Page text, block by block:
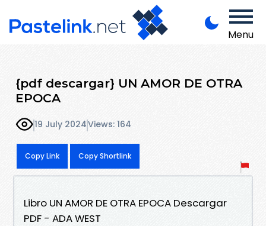
Menu
{pdf descargar} UN AMOR DE OTRA
EPOCA
19 July 2024Views: 164
Copy Link Copy Shortlink
Libro UN AMOR DE OTRA EPOCA Descargar
PDF - ADA WEST